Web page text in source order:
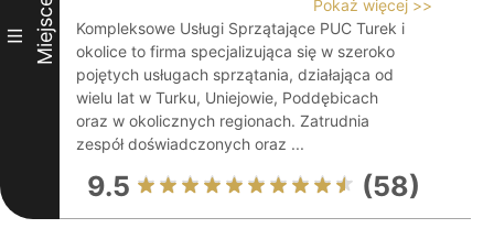
III Miejsce
Pokaż więcej >>
Kompleksowe Usługi Sprzątające PUC Turek i
okolice to firma specjalizująca się w szeroko
pojętych usługach sprzątania, działająca od
wielu lat w Turku, Uniejowie, Poddębicach
oraz w okolicznych regionach. Zatrudnia
zespół doświadczonych oraz ...
9.5 (58)